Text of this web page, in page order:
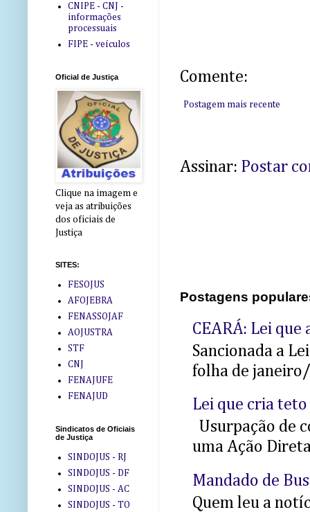
Comente:
Postagem mais recente
Assinar: Postar
Postagens
CEARÁ: Lei
Sancionada a
folha de
Lei que cria
Usurpação de
uma Ação
Mandado de
Quem leu a
CNIPE - CNJ -
informações
processuais
FIPE - veículos
Oficial de Justiça
Clique na imagem e
veja as atribuições
dos oficiais de
Justiça
SITES:
FESOJUS
AFOJEBRA
FENASSOJAF
AOJUSTRA
STF
CNJ
FENAJUFE
FENAJUD
Sindicatos de Oficiais
de Justiça
SINDOJUS - RJ
SINDOJUS - DF
SINDOJUS - AC
SINDOJUS - TO